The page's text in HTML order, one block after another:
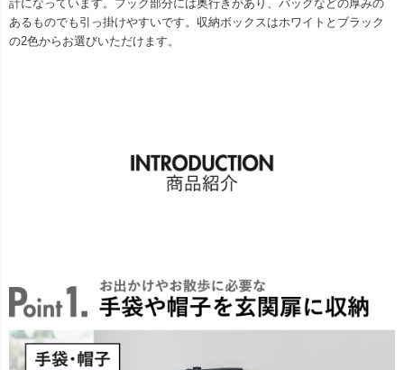
計になっています。フック部分には奥行きがあり、バッグなどの厚みの
あるものでも引っ掛けやすいです。収納ボックスはホワイトとブラック
の2色からお選びいただけます。